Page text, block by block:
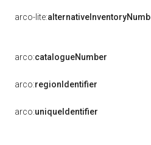
arco-lite:
arco:catalogueNumber
arco:regionIdentifier
arco:uniqueIdentifier